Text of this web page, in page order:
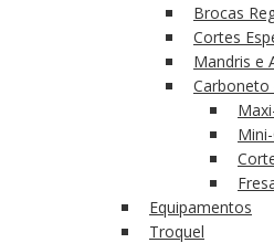
Brocas
Cortes
Mandris e
Carboneto
Equipamentos
Troquel